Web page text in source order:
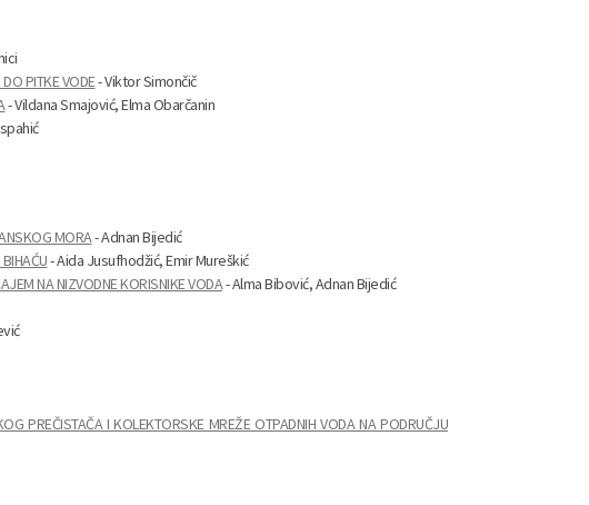
PITKE VODE- Viktor Simončič
- Vildana Smajović, Elma Obarčanin
MORA- Adnan Bijedić
- Aida Jusufhodžić, Emir Mureškić
NA NIZVODNE KORISNIKE VODA- Alma Bibović, Adnan Bijedić
PREČISTAČA I KOLEKTORSKE MREŽE OTPADNIH VODA NA PODRUČJU